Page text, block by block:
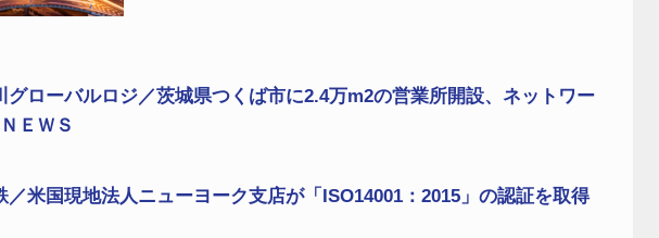
グローバルロジ／茨城県つくば市に2.4万m2の営業所開設、ネットワー
ＥＷＳ
／米国現地法人ニューヨーク支店が「ISO14001：2015」の認証を取得